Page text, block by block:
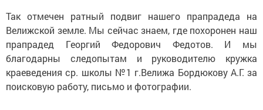
Так отмечен ратный подвиг нашего прапрадеда на
Велижской земле. Мы сейчас знаем, где похоронен наш
прапрадед Георгий Федорович Федотов. И мы
благодарны следопытам и руководителю кружка
краеведения ср. школы №1 г.Велижа Бордюкову А.Г. за
поисковую работу, письмо и фотографии.